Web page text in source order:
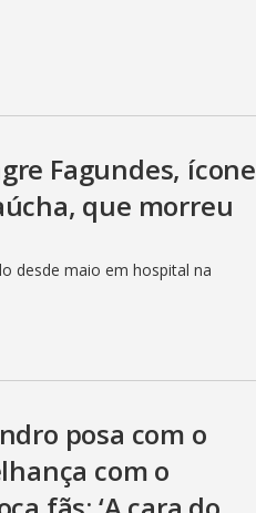
Fagundes, ícone
que morreu
desde maio em hospital na
posa com o
com o